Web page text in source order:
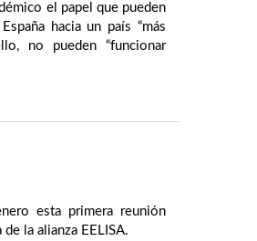
el papel que pueden
hacia un país “más
no pueden “funcionar
esta primera reunión
la alianza EELISA.